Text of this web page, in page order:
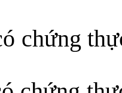
chứng